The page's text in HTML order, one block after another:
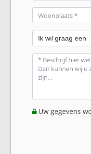
Uw gegevens